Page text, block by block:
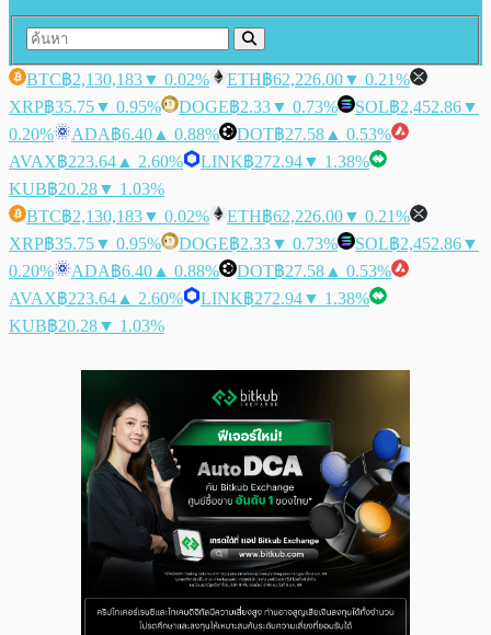
BTC฿2,130,183▼ 0.02% ETH฿62,226.00▼ 0.21%
XRP฿35.75▼ 0.95% DOGE฿2.33▼ 0.73% SOL฿2,452.86▼
0.20%
ADA฿6.40 ▲ 0.88% DOT฿27.58 ▲ 0.53%
AVAX฿223.64 ▲ 2.60% LINK฿272.94▼ 1.38%
KUB฿20.28▼ 1.03%
BTC฿2,130,183▼ 0.02% ETH฿62,226.00▼ 0.21%
XRP฿35.75▼ 0.95% DOGE฿2.33▼ 0.73% SOL฿2,452.86▼
0.20%
ADA฿6.40 ▲ 0.88% DOT฿27.58 ▲ 0.53%
AVAX฿223.64 ▲ 2.60% LINK฿272.94▼ 1.38%
KUB฿20.28▼ 1.03%